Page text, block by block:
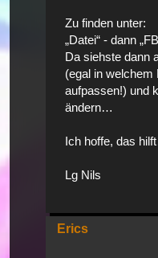
Zu finden unter:
„Datei“ - dann
Da siehste dann
(egal in welchem
aufpassen!) und
ändern…
Ich hoffe, das
Lg Nils
Erics